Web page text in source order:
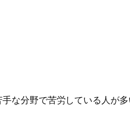
な分野で苦労している人が